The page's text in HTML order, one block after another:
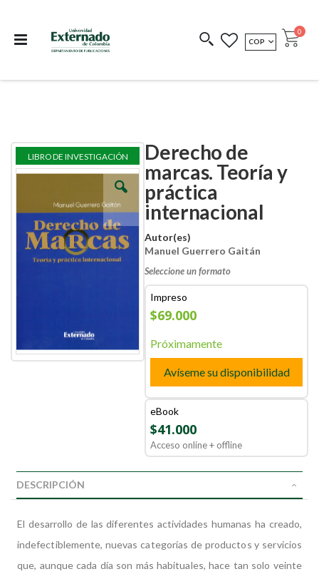
COEDICIONES REDIMIR CÓDIGO
MONEDA
COP Cart
0
Derecho de
marcas. Teoría y
práctica
internacional
Autor(es)
Manuel Guerrero Gaitán
Seleccione un formato
Impreso
$69.000
Próximamente
Avíseme su disponibilidad
eBook
$41.000
Acceso online + offline
Skip
the
the
images
gallery
Skip
the
the
images
gallery
LIBRO DE INVESTIGACIÓN
DESCRIPCIÓN
El desarrollo de las diferentes actividades humanas ha creado,
indefectiblemente, nuevas categorías de productos y servicios
que, aunque cada día son más habituales, hace tan solo veinte